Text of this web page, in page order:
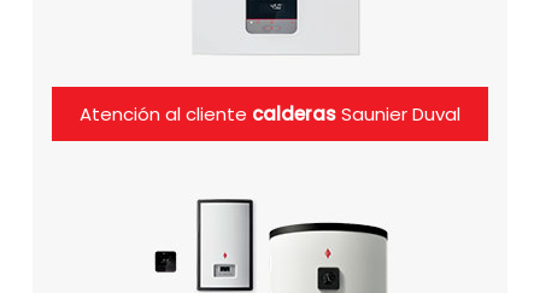
Atención al cliente calderasSaunier Duval